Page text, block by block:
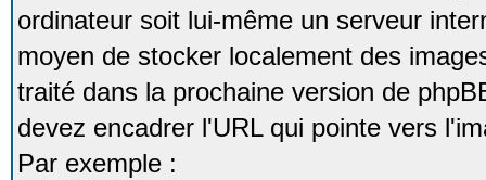
ordinateur soit lui-même un serveur
moyen de stocker localement des
traité dans la prochaine version de
devez encadrer l'URL qui pointe vers
Par exemple :